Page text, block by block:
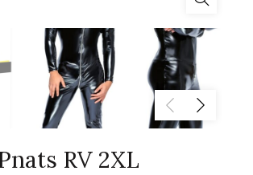
RV 2XL